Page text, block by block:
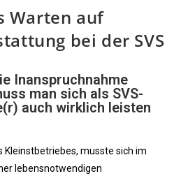
Warten auf
bei der SVS
Inanspruchnahme
man sich als SVS-
auch wirklich leisten
Kleinstbetriebes, musste sich im
lebensnotwendigen